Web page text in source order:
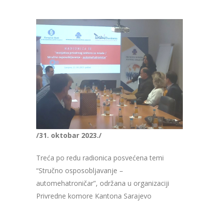
/31. oktobar 2023./
Treća po redu radionica posvećena temi
“Stručno osposobljavanje –
automehatroničar”, održana u organizaciji
Privredne komore Kantona Sarajevo